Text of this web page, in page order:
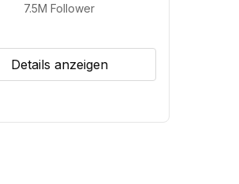
7.5M Follower
Details anzeigen